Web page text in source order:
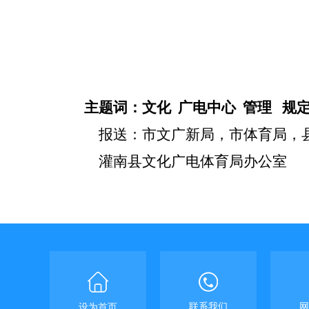
主题词： 文化 广电中心 管理 规
报送：市文广新局，市体育局，
灌南县文化广电体育局办公室
联系我们